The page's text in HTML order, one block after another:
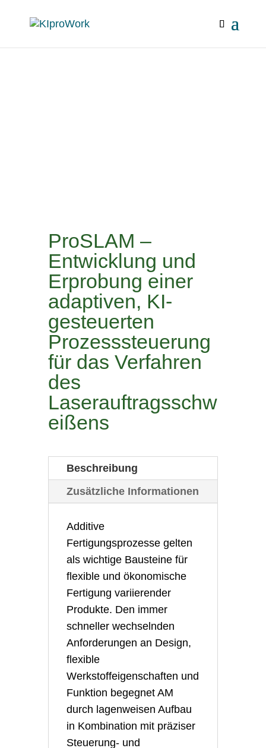
ProSLAM –
Entwicklung und
Erprobung einer
adaptiven, KI-
gesteuerten
Prozesssteuerung
für das Verfahren
des
Laserauftragsschw
eißens
Beschreibung
Zusätzliche Informationen
Additive
Fertigungsprozesse gelten
als wichtige Bausteine für
flexible und ökonomische
Fertigung variierender
Produkte. Den immer
schneller wechselnden
Anforderungen an Design,
flexible
Werkstoffeigenschaften und
Funktion begegnet AM
durch lagenweisen Aufbau
in Kombination mit präziser
Steuerung- und